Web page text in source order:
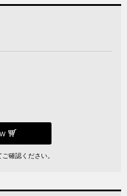
確認ください。